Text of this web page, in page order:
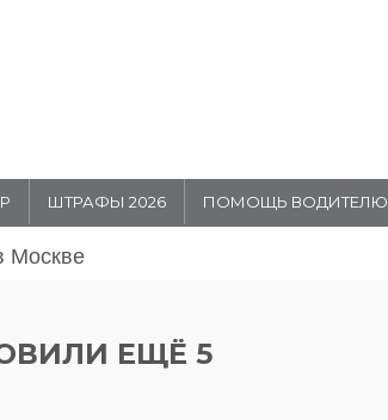
ШТРАФЫ 2026 ПОМОЩЬ ВОДИТЕЛЮ
года в Москве
ЕЩЁ 5